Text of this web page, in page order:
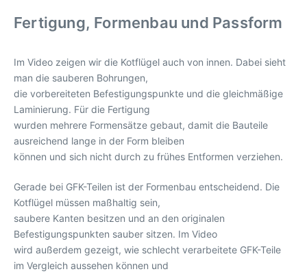
Fertigung, Formenbau und Passform
Im Video zeigen wir die Kotflügel auch von innen. Dabei sieht
man die sauberen Bohrungen,
die vorbereiteten Befestigungspunkte und die gleichmäßige
Laminierung. Für die Fertigung
wurden mehrere Formensätze gebaut, damit die Bauteile
ausreichend lange in der Form bleiben
können und sich nicht durch zu frühes Entformen verziehen.
Gerade bei GFK-Teilen ist der Formenbau entscheidend. Die
Kotflügel müssen maßhaltig sein,
saubere Kanten besitzen und an den originalen
Befestigungspunkten sauber sitzen. Im Video
wird außerdem gezeigt, wie schlecht verarbeitete GFK-Teile
im Vergleich aussehen können und